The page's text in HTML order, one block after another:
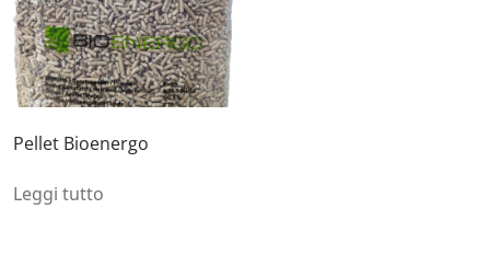
Pellet Bioenergo
Leggi tutto